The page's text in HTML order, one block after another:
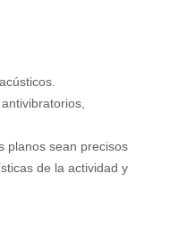
planos sean precisos
de la actividad y